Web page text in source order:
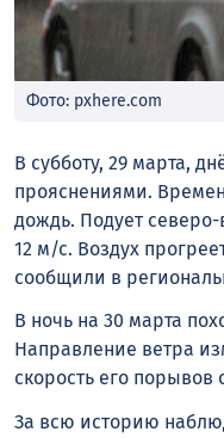
Фото: pxhere.com
В субботу, 29 марта,
прояснениями.
дождь. Подует
12 м/с. Воздух
сообщили в
В ночь на 30 марта
Направление ветра
скорость его порывов
За всю историю